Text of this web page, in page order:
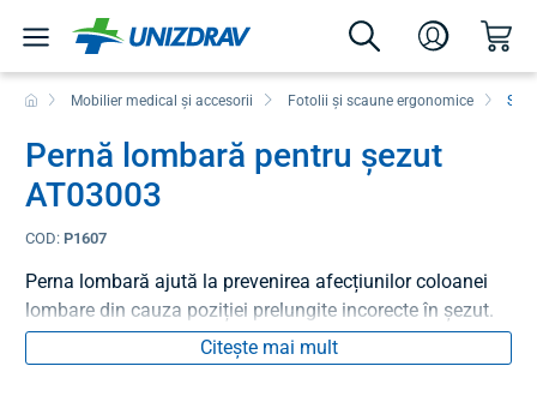
Mobilier medical și accesorii Fotolii și scaune ergonomice
Pernă lombară pentru șezut
AT03003
COD: P1607
Perna lombară ajută la prevenirea afecțiunilor coloanei
lombare din cauza poziției prelungite incorecte în șezut.
Citește mai mult